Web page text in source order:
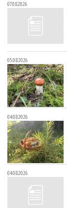
07.08.2026
05.08.2026
04.08.2026
04.08.2026